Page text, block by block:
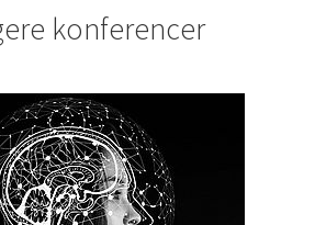
konferencer